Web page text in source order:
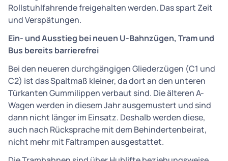
Rollstuhlfahrende freigehalten werden. Das spart Zeit
und Verspätungen.
Ein- und Ausstieg bei neuen U-Bahnzügen, Tram und
Bus bereits barrierefrei
Bei den neueren durchgängigen Gliederzügen (C1 und
C2) ist das Spaltmaß kleiner, da dort an den unteren
Türkanten Gummilippen verbaut sind. Die älteren A-
Wagen werden in diesem Jahr ausgemustert und sind
dann nicht länger im Einsatz. Deshalb werden diese,
auch nach Rücksprache mit dem Behindertenbeirat,
nicht mehr mit Faltrampen ausgestattet.